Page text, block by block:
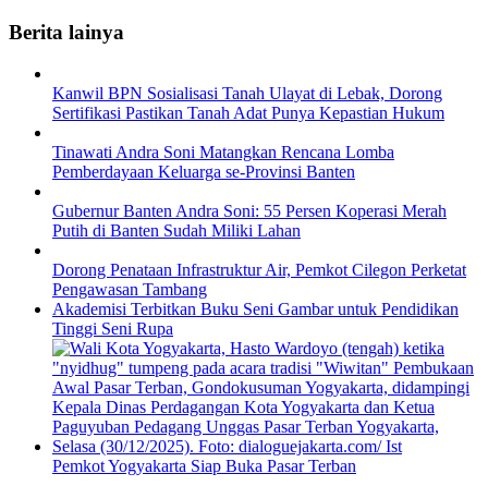
Berita lainya
Kanwil BPN Sosialisasi Tanah Ulayat di Lebak, Dorong
Sertifikasi Pastikan Tanah Adat Punya Kepastian Hukum
Tinawati Andra Soni Matangkan Rencana Lomba
Pemberdayaan Keluarga se-Provinsi Banten
Gubernur Banten Andra Soni: 55 Persen Koperasi Merah
Putih di Banten Sudah Miliki Lahan
Dorong Penataan Infrastruktur Air, Pemkot Cilegon Perketat
Pengawasan Tambang
Akademisi Terbitkan Buku Seni Gambar untuk Pendidikan
Tinggi Seni Rupa
Pemkot Yogyakarta Siap Buka Pasar Terban